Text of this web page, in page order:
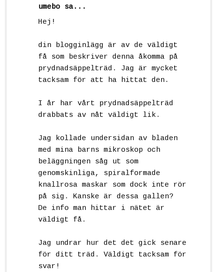
umebo sa...
Hej!
din blogginlägg är av de väldigt
få som beskriver denna åkomma på
prydnadsäppelträd. Jag är mycket
tacksam för att ha hittat den.
I år har vårt prydnadsäppelträd
drabbats av nåt väldigt lik.
Jag kollade undersidan av bladen
med mina barns mikroskop och
beläggningen såg ut som
genomskinliga, spiralformade
knallrosa maskar som dock inte rör
på sig. Kanske är dessa gallen?
De info man hittar i nätet är
väldigt få.
Jag undrar hur det det gick senare
för ditt träd. Väldigt tacksam för
svar!